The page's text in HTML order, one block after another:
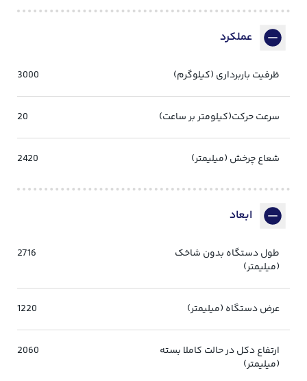
عملکرد
ظرفیت باربرداری (کیلوگرم) 3000
سرعت حرکت(کیلومتر بر ساعت) 20
شعاع چرخش (میلیمتر) 2420
ابعاد
طول دستگاه بدون شاخک
(میلیمتر)
2716
عرض دستگاه (میلیمتر) 1220
ارتفاع دکل در حالت کاملا بسته
(میلیمتر)
2060